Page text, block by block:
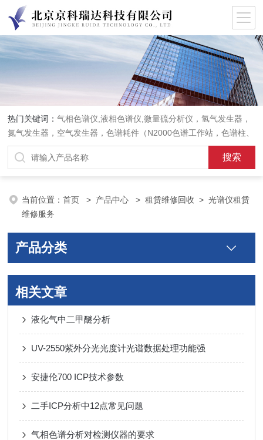
热门关键词：气相色谱仪,液相色谱仪,微量硫分析仪，氢气发生器，
氮气发生器，空气发生器，色谱耗件（N2000色谱工作站，色谱柱、
阀件、进样器、色谱担体），顶空进样器，热解析仪，紫外分光光度
计，原子吸收分光光度计，傅立叶红外光谱仪，分析天平等常规实验
当前位置：首页 > 产品中心 >租赁维修回收 >光谱仪租赁
维修服务
产品分类
相关文章
液化气中二甲醚分析
UV-2550紫外分光光度计光谱数据处理功能强
安捷伦700 ICP技术参数
二手ICP分析中12点常见问题
气相色谱分析对检测仪器的要求